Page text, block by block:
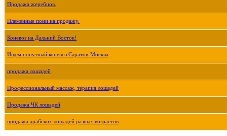
Продажа жеребцов.
Племенные пони на продажу.
Коневоз на Дальний Восток!
Ищем попутный коневоз Саратов-Москва
продажа лошадей
Профессиональный массаж, терапия лошадей
Продажа ЧК лошадей
продажа арабских лошадей разных возрастов